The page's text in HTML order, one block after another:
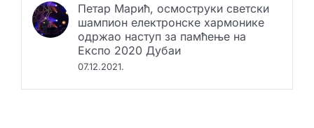
Петар Марић, осмоструки светски
шампион електронске хармонике
одржао наступ за памћење на
Експо 2020 Дубаи
07.12.2021.